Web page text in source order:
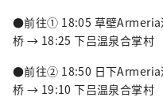
●前往① 18:05 草壁
桥 → 18:25 下吕温泉合掌村
●前往② 18:50 日下
桥 → 19:10 下吕温泉合掌村